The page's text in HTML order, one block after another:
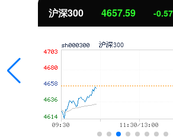
-0.57 -0.01%